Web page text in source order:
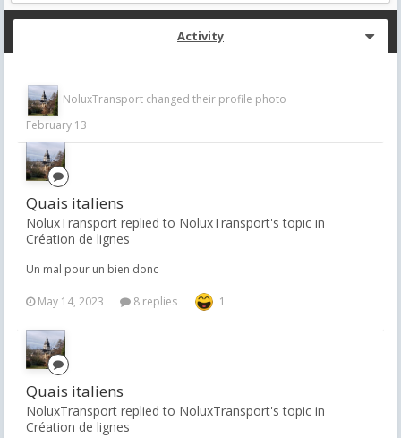
Activity
NoluxTransport changed their profile photo
February 13
Quais italiens
NoluxTransport replied to NoluxTransport's topic in
Création de lignes
Un mal pour un bien donc
May 14, 2023 8 replies 1
Quais italiens
NoluxTransport replied to NoluxTransport's topic in
Création de lignes